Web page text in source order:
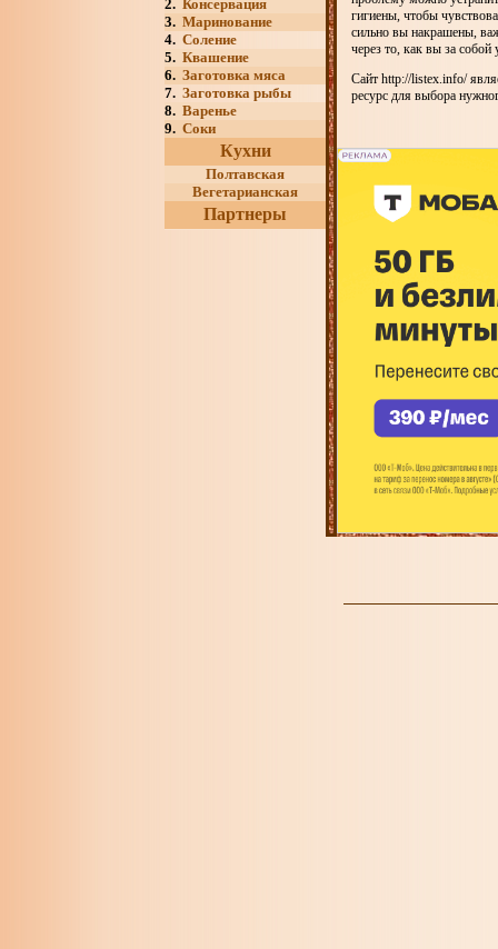
2. Консервация
3. Маринование
4. Соление
5. Квашение
6. Заготовка мяса
7. Заготовка рыбы
8. Варенье
9. Соки
Кухни
Полтавская
Вегетарианская
Партнеры
гигиены, чтобы
сильно вы накрашены,
через то, как вы за собой
Сайт http://listex.info/
ресурс для выбора